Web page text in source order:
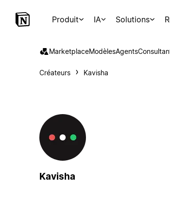
Produit IA Solutions
MarketplaceModèlesAgents
Créateurs Kavisha
Kavisha